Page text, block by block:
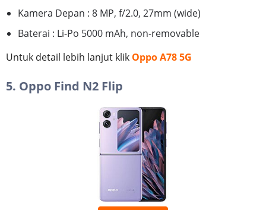
Kamera Depan : 8 MP, f/2.0, 27mm (wide)
Baterai : Li-Po 5000 mAh, non-removable
Untuk detail lebih lanjut klik Oppo A78 5G
5. Oppo Find N2 Flip